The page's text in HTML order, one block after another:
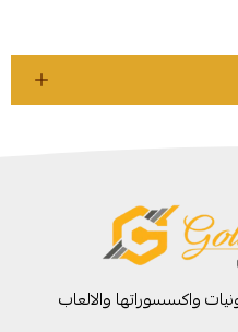
واكسسوراتها والالعاب